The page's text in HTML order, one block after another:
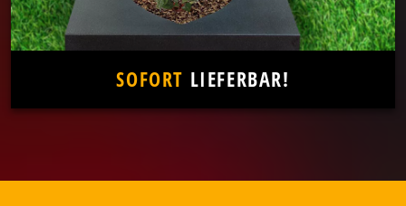
SOFORT LIEFERBAR!